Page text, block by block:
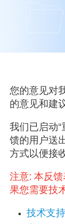
您的意见对
的意见和建
我们已启动
馈的用户送
方式以便接
注意: 本反
果您需要技
技术支持